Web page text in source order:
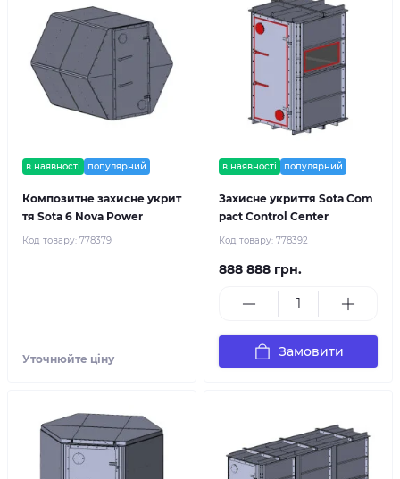
в наявності популярний
Композитне захисне укрит
тя Sota 6 Nova Power
Код товару: 778379
Уточнюйте ціну
в наявності популярний
Захисне укриття Sota Com
pact Control Center
Код товару: 778392
888 888 грн.
Замовити